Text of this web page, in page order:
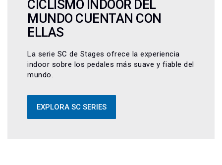
CICLISMO INDOOR DEL
MUNDO CUENTAN CON
ELLAS
La serie SC de Stages ofrece la experiencia
indoor sobre los pedales más suave y fiable del
mundo.
EXPLORA SC SERIES